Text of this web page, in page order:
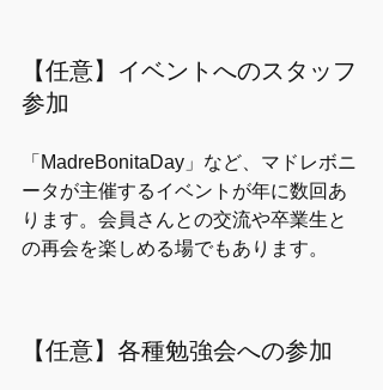
【任意】イベントへのスタッフ
参加
「MadreBonitaDay」など、マドレボニ
ータが主催するイベントが年に数回あ
ります。会員さんとの交流や卒業生と
の再会を楽しめる場でもあります。
【任意】各種勉強会への参加